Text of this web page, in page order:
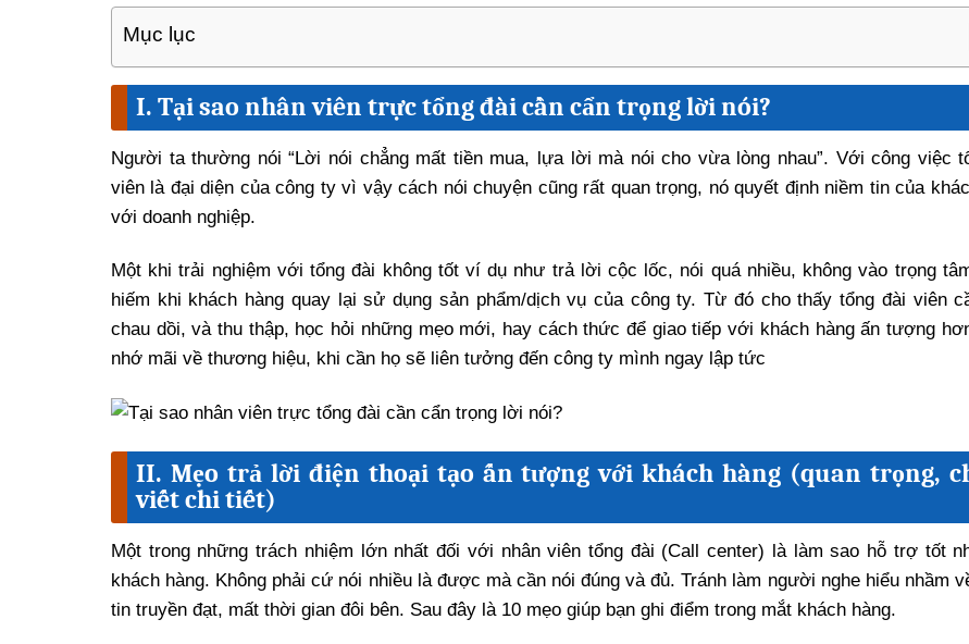
Mục lục
I. Tại sao nhân viên trực tổng đài cần cẩn trọng lời nói?
Người ta thường nói “Lời nói chẳng mất tiền mua, lựa lời mà nói cho vừa lòng nhau”. Với công việc
viên là đại diện của công ty vì vậy cách nói chuyện cũng rất quan trọng, nó quyết định niềm tin của
với doanh nghiệp.
Một khi trải nghiệm với tổng đài không tốt ví dụ như trả lời cộc lốc, nói quá nhiều, không vào trọng
hiếm khi khách hàng quay lại sử dụng sản phẩm/dịch vụ của công ty. Từ đó cho thấy tổng đài viên
chau dồi, và thu thập, học hỏi những mẹo mới, hay cách thức để giao tiếp với khách hàng ấn tượng
nhớ mãi về thương hiệu, khi cần họ sẽ liên tưởng đến công ty mình ngay lập tức
II. Mẹo trả lời điện thoại tạo ấn tượng với khách hàng (quan trọng,
viết chi tiết)
Một trong những trách nhiệm lớn nhất đối với nhân viên tổng đài (Call center) là làm sao hỗ trợ tốt
khách hàng. Không phải cứ nói nhiều là được mà cần nói đúng và đủ. Tránh làm người nghe hiểu nhầm
tin truyền đạt, mất thời gian đôi bên. Sau đây là 10 mẹo giúp bạn ghi điểm trong mắt khách hàng.